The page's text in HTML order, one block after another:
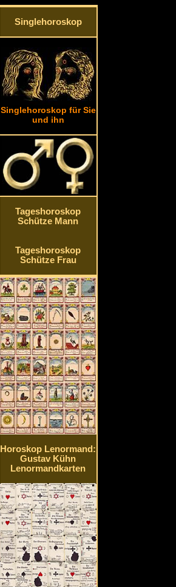
Singlehoroskop
Singlehoroskop für Sie
und ihn
Tageshoroskop
Schütze Mann
Tageshoroskop
Schütze Frau
Horoskop Lenormand:
Gustav Kühn
Lenormandkarten